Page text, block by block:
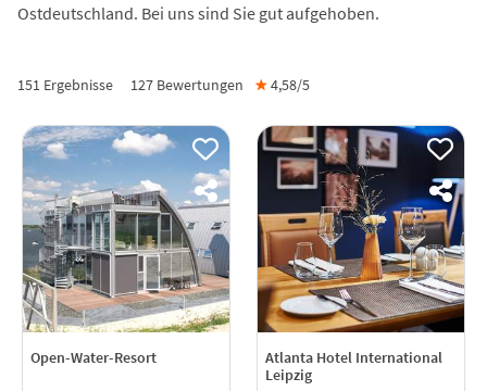
Ostdeutschland. Bei uns sind Sie gut aufgehoben.
151 Ergebnisse 127 Bewertungen ★4,58/5
Open-Water-Resort
Atlanta Hotel International
Leipzig